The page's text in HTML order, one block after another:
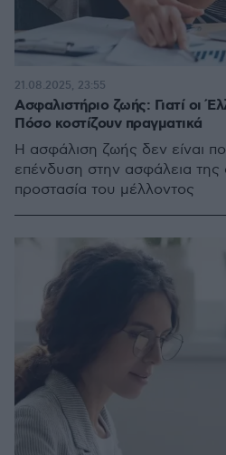
Ασφαλιστήριο ζωής: Γιατί οι
Πόσο κοστίζουν πραγματικά
Η ασφάλιση ζωής δεν είναι
επένδυση στην ασφάλεια της
προστασία του μέλλοντος
21.08.2025, 23:55